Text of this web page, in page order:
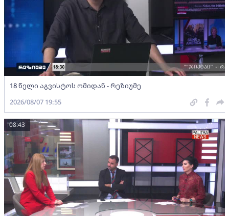
18 წელი აგვისტოს ომიდან - რეზიუმე
2026/08/07 19:55
08:43